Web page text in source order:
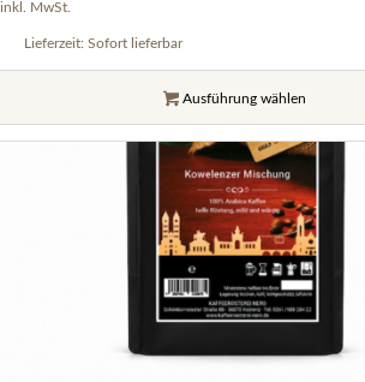
inkl. MwSt.
Lieferzeit: Sofort lieferbar
Ausführung wählen